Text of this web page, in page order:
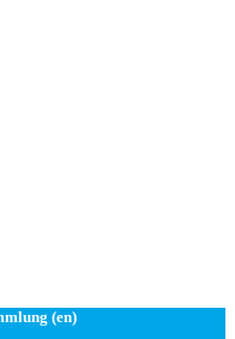
(en)